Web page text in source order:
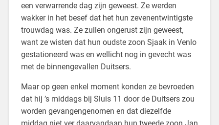
een verwarrende dag zijn geweest. Ze werden
wakker in het besef dat het hun zevenentwintigste
trouwdag was. Ze zullen ongerust zijn geweest,
want ze wisten dat hun oudste zoon Sjaak in Venlo
gestationeerd was en wellicht nog in gevecht was
met de binnengevallen Duitsers.
Maar op geen enkel moment konden ze bevroeden
dat hij ’s middags bij Sluis 11 door de Duitsers zou
worden gevangengenomen en dat diezelfde
middag niet ver daarvandaan hun tweede zoon Jan